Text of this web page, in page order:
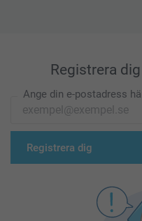
Registrera
Ange din e-postadress
Registrera dig